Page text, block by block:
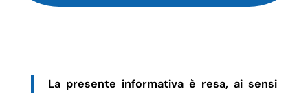
La presente informativa è resa, ai sensi